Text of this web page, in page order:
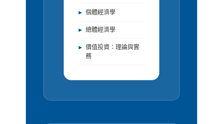
個體經濟學
總體經濟學
價值投資：理論與實
務